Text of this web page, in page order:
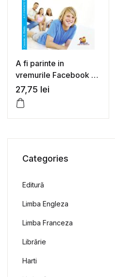
A fi parinte in
vremurile Facebook si
WhatsApp.
Gestionarea
oportunitatilor si
riscurilor noilor
Bilotto
27,75 lei
Categories
Editură
Limba Engleza
Limba Franceza
Librărie
Harti